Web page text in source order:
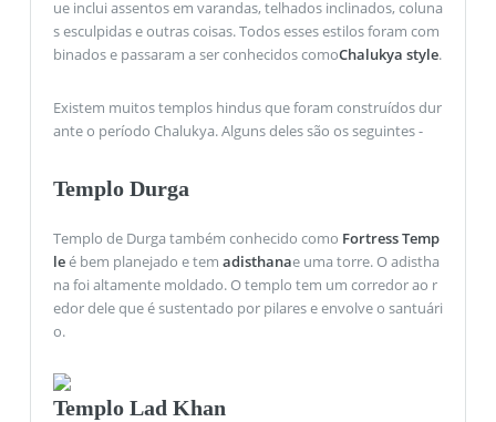
ue inclui assentos em varandas, telhados inclinados, coluna
s esculpidas e outras coisas. Todos esses estilos foram com
binados e passaram a ser conhecidos comoChalukya style.
Existem muitos templos hindus que foram construídos dur
ante o período Chalukya. Alguns deles são os seguintes -
Templo Durga
Templo de Durga também conhecido como Fortress Temp
leé bem planejado e tem adisthanae uma torre. O adistha
na foi altamente moldado. O templo tem um corredor ao r
edor dele que é sustentado por pilares e envolve o santuári
o.
Templo Lad Khan